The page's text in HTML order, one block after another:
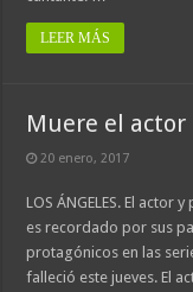
LEER MÁS
Muere el actor
20 enero, 2017
LOS ÁNGELES. El
es recordado por sus
protagónicos en las
falleció este jueves. El